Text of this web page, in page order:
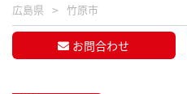
広島県 竹原市
お問合わせ